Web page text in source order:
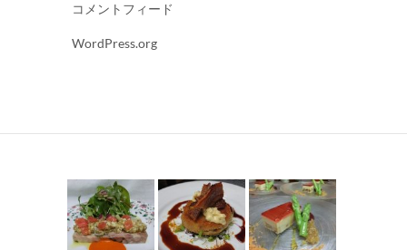
コメントフィード
WordPress.org